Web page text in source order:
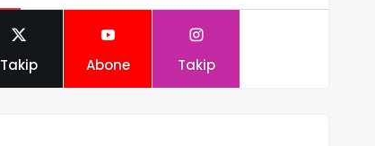
Takip Abone Takip